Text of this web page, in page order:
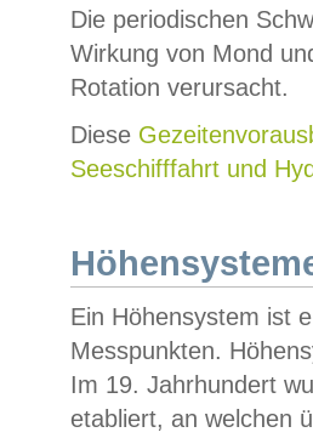
Die periodischen
Wirkung von Mond
Rotation verursacht.
Diese
Seeschifffahrt und
Ein Höhensystem ist
Messpunkten.
Im 19. Jahrhundert
etabliert, an welchen